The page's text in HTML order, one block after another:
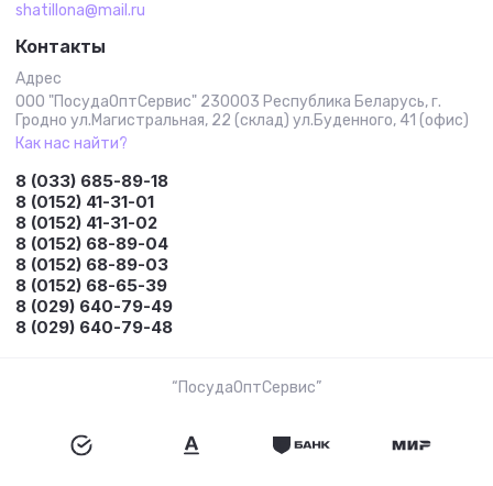
shatillona@mail.ru
Контакты
Адрес
ООО "ПосудаОптСервис" 230003 Республика Беларусь, г.
Гродно ул.Магистральная, 22 (склад) ул.Буденного, 41 (офис)
Как нас найти?
8 (033) 685-89-18
8 (0152) 41-31-01
8 (0152) 41-31-02
8 (0152) 68-89-04
8 (0152) 68-89-03
8 (0152) 68-65-39
8 (029) 640-79-49
8 (029) 640-79-48
“ПосудаОптСервис”